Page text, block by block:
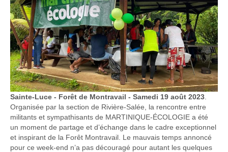
Sainte-Luce - Forêt de Montravail - Samedi 19 août 2023
Organisée par la section de Rivière-Salée, la rencontre entre
militants et sympathisants de MARTINIQUE-ÉCOLOGIE a été
un moment de partage et d’échange dans le cadre exceptionnel
et inspirant de la Forêt Montravail. Le mauvais temps annoncé
pour ce week-end n’a pas découragé pour autant les quelques